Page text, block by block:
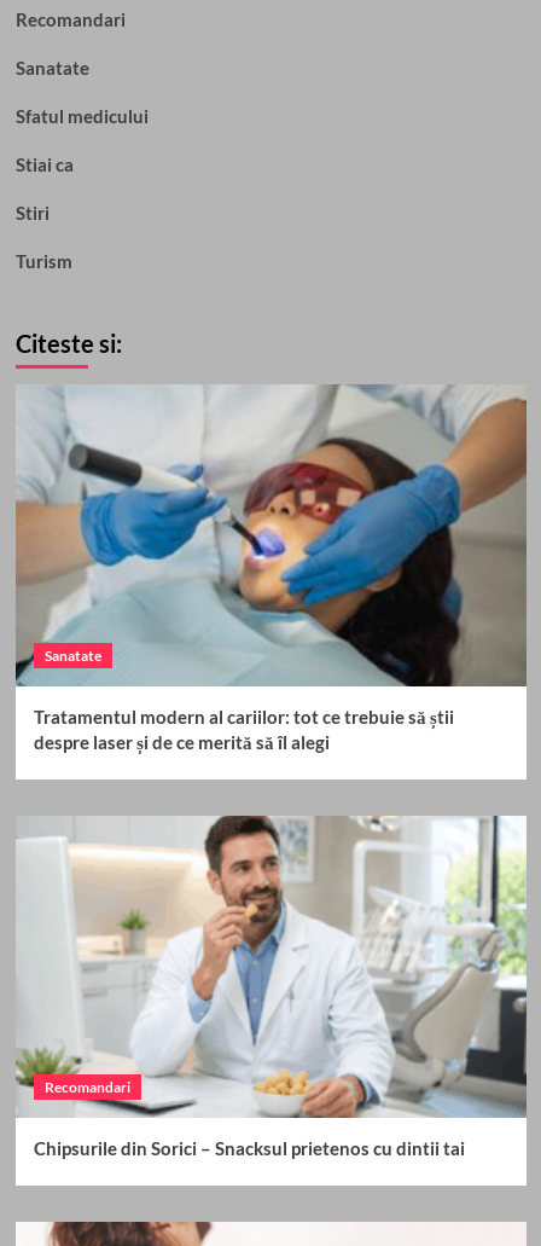
Recomandari
Sanatate
Sfatul medicului
Stiai ca
Stiri
Turism
Citeste si:
Sanatate
Tratamentul modern al cariilor: tot ce trebuie să știi
despre laser și de ce merită să îl alegi
Recomandari
Chipsurile din Sorici – Snacksul prietenos cu dintii tai